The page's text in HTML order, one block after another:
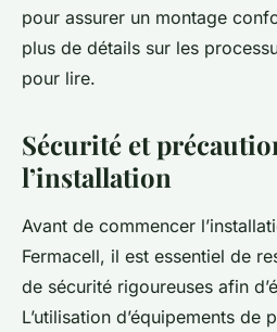
pour assurer un montage
plus de détails sur les
pour lire.
Sécurité et
l’installation
Avant de commencer
Fermacell, il est essentiel de
de sécurité rigoureuses afin
L’utilisation d’équipements